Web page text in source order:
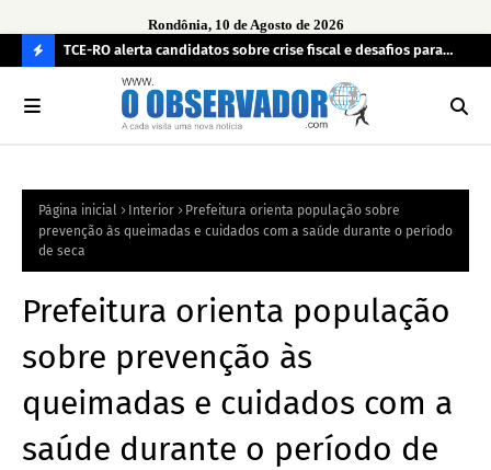
Rondônia, 10 de Agosto de 2026
O
R
A
a
TCE-RO alerta candidatos sobre crise fiscal e desafios para
administrar Rondônia a partir de 2027
Página inicial Interior
Prefeitura orienta população sobre
prevenção às queimadas e cuidados com a saúde durante o período
de seca
Prefeitura orienta população
sobre prevenção às
queimadas e cuidados com a
saúde durante o período de